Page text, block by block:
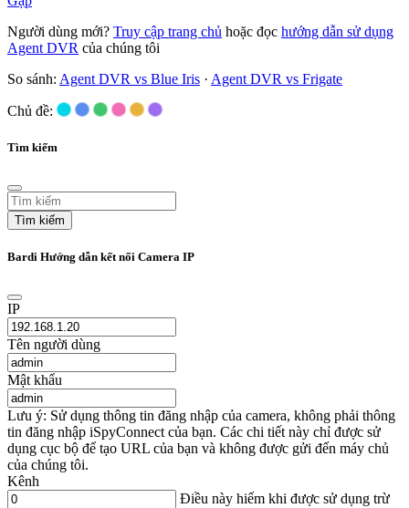
Người dùng mới? Truy cập trang chủ hoặc đọc hướng dẫn sử dụng
Agent DVR của chúng tôi
So sánh: Agent DVR vs Blue Iris · Agent DVR vs Frigate
Chủ đề:
Tìm kiếm
Tìm kiếm
Bardi Hướng dẫn kết nối Camera IP
IP
Tên người dùng
Mật khẩu
Lưu ý: Sử dụng thông tin đăng nhập của camera, không phải thông
tin đăng nhập iSpyConnect của bạn. Các chi tiết này chỉ được sử
dụng cục bộ để tạo URL của bạn và không được gửi đến máy chủ
của chúng tôi.
Kênh
Điều này hiếm khi được sử dụng trừ